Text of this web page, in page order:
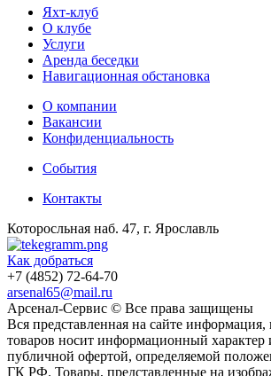
Яхт-клуб
О клубе
Услуги
Аренда беседки
Навигационная обстановка
О компании
Вакансии
Конфиденциальность
События
Контакты
Которосльная наб. 47, г. Ярославль
Как добраться
+7 (4852) 72-64-70
arsenal65@mail.ru
Aрсенал-Сервис © Все права защищены
Вся представленная на сайте информация,
товаров носит информационный характер
публичной офертой, определяемой
ГК РФ. Товары, представленные на